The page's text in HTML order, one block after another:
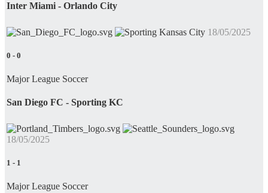
Inter Miami - Orlando City
18/05/2025
0 - 0
Major League Soccer
San Diego FC - Sporting KC
18/05/2025
1 - 1
Major League Soccer